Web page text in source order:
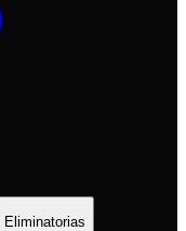
Eliminatorias